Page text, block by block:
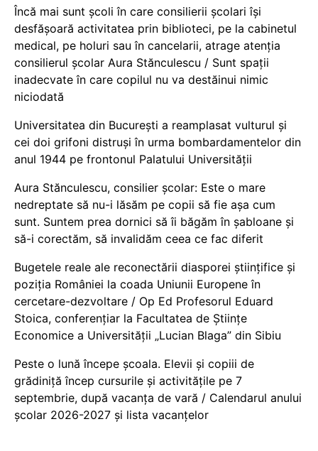
Încă mai sunt școli în care consilierii școlari își
desfășoară activitatea prin biblioteci, pe la cabinetul
medical, pe holuri sau în cancelarii, atrage atenția
consilierul școlar Aura Stănculescu / Sunt spații
inadecvate în care copilul nu va destăinui nimic
niciodată
Universitatea din București a reamplasat vulturul și
cei doi grifoni distruși în urma bombardamentelor din
anul 1944 pe frontonul Palatului Universității
Aura Stănculescu, consilier școlar: Este o mare
nedreptate să nu-i lăsăm pe copii să fie așa cum
sunt. Suntem prea dornici să îi băgăm în șabloane și
să-i corectăm, să invalidăm ceea ce fac diferit
Bugetele reale ale reconectării diasporei științifice și
poziția României la coada Uniunii Europene în
cercetare-dezvoltare / Op Ed Profesorul Eduard
Stoica, conferențiar la Facultatea de Științe
Economice a Universității „Lucian Blaga” din Sibiu
Peste o lună începe școala. Elevii și copiii de
grădiniță încep cursurile și activitățile pe 7
septembrie, după vacanța de vară / Calendarul anului
școlar 2026-2027 și lista vacanțelor